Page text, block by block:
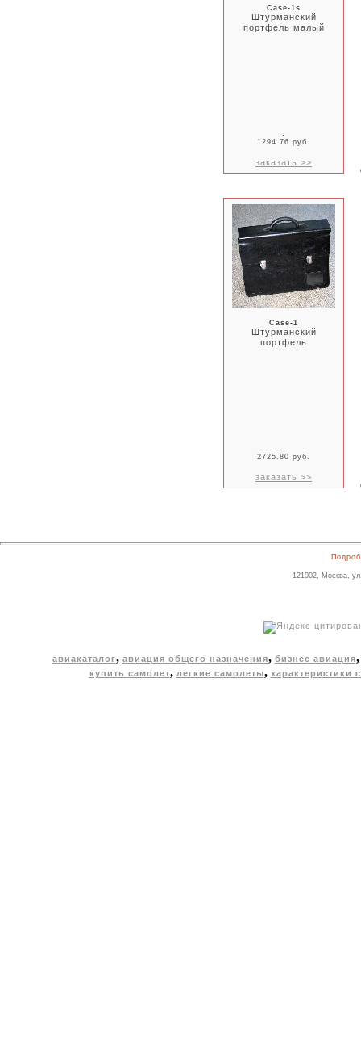
Case-1s
Штурманский
портфель малый
.
1294.76 руб.
заказать >>
Case-1
Штурманский
портфель
.
2725.80 руб.
заказать >>
121002, Москва,
авиакаталог, авиация общего назначения, бизнес авиация
купить самолет, легкие самолеты, характеристики